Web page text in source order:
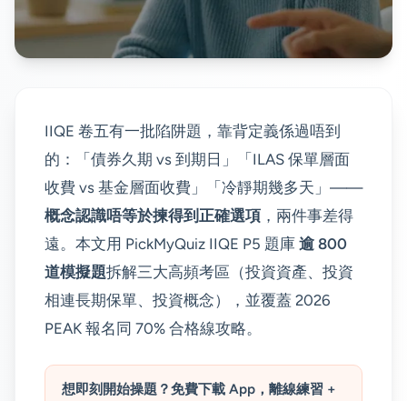
IIQE 卷五有一批陷阱題，靠背定義係過唔到
的：「債券久期 vs 到期日」「ILAS 保單層面
收費 vs 基金層面收費」「冷靜期幾多天」——
概念認識唔等於揀得到正確選項 ，兩件事差得
遠。本文用 PickMyQuiz IIQE P5 題庫 逾 800
道模擬題拆解三大高頻考區（投資資產、投資
相連長期保單、投資概念），並覆蓋 2026
PEAK 報名同 70% 合格線攻略。
想即刻開始操題？免費下載 App，離線練習 +